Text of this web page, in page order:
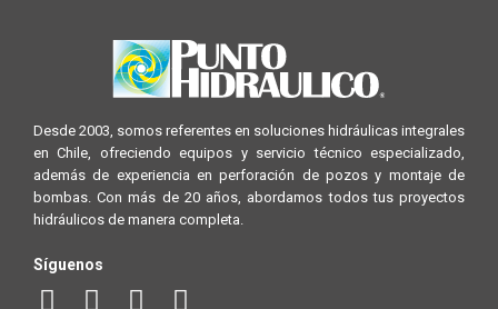
Desde 2003, somos referentes en soluciones hidráulicas integrales
en Chile, ofreciendo equipos y servicio técnico especializado,
además de experiencia en perforación de pozos y montaje de
bombas. Con más de 20 años, abordamos todos tus proyectos
hidráulicos de manera completa.
Síguenos